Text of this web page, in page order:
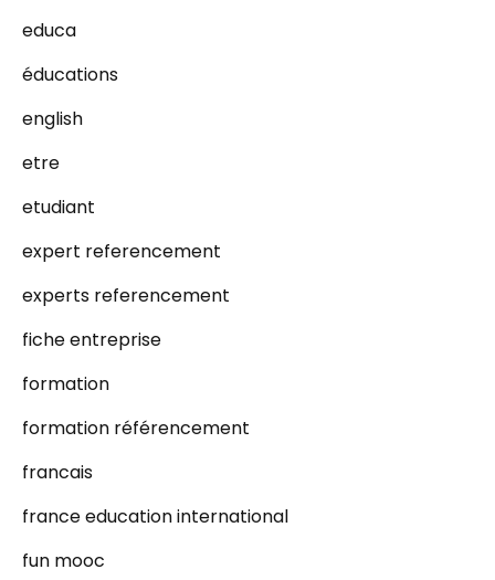
educa
éducations
english
etre
etudiant
expert referencement
experts referencement
fiche entreprise
formation
formation référencement
francais
france education international
fun mooc